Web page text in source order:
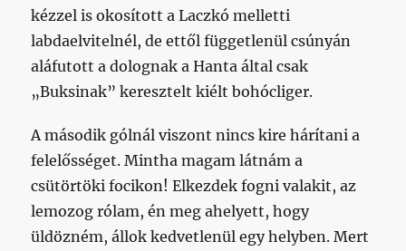
kézzel is okosított a Laczkó melletti
labdaelvitelnél, de ettől függetlenül csúnyán
aláfutott a dolognak a Hanta által csak
„Buksinak” keresztelt kiélt bohócliger.
A második gólnál viszont nincs kire hárítani a
felelősséget. Mintha magam látnám a
csütörtöki focikon! Elkezdek fogni valakit, az
lemozog rólam, én meg ahelyett, hogy
üldözném, állok kedvetlenül egy helyben. Mert